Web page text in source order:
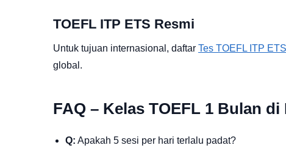
TOEFL ITP ETS Resmi
Untuk tujuan internasional, daftar Tes TOEFL ITP
global.
FAQ – Kelas TOEFL 1 Bulan
Q: Apakah 5 sesi per hari terlalu padat?